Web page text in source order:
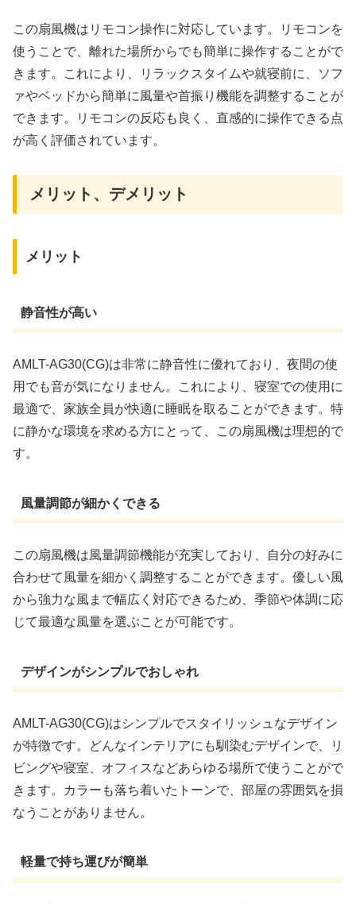
この扇風機はリモコン操作に対応しています。リモコンを
使うことで、離れた場所からでも簡単に操作することがで
きます。これにより、リラックスタイムや就寝前に、ソフ
ァやベッドから簡単に風量や首振り機能を調整することが
できます。リモコンの反応も良く、直感的に操作できる点
が高く評価されています。
メリット、デメリット
メリット
静音性が高い
AMLT-AG30(CG)は非常に静音性に優れており、夜間の使
用でも音が気になりません。これにより、寝室での使用に
最適で、家族全員が快適に睡眠を取ることができます。特
に静かな環境を求める方にとって、この扇風機は理想的で
す。
風量調節が細かくできる
この扇風機は風量調節機能が充実しており、自分の好みに
合わせて風量を細かく調整することができます。優しい風
から強力な風まで幅広く対応できるため、季節や体調に応
じて最適な風量を選ぶことが可能です。
デザインがシンプルでおしゃれ
AMLT-AG30(CG)はシンプルでスタイリッシュなデザイン
が特徴です。どんなインテリアにも馴染むデザインで、リ
ビングや寝室、オフィスなどあらゆる場所で使うことがで
きます。カラーも落ち着いたトーンで、部屋の雰囲気を損
なうことがありません。
軽量で持ち運びが簡単